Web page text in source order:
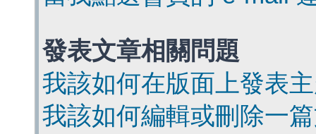
發表文章相關問題
我該如何在版面上發表
我該如何編輯或刪除一